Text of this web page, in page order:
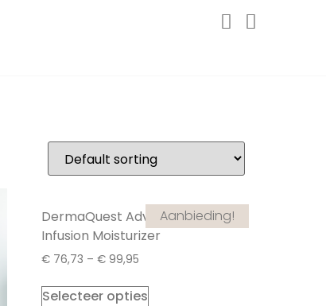
Aanbieding!
DermaQuest Advanced C
Infusion Moisturizer
€ 76,73 –€ 99,95
Selecteer opties